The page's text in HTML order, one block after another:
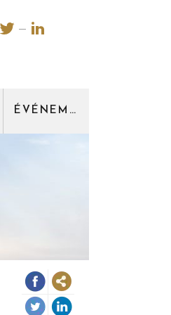
ÉVÉNEMENT